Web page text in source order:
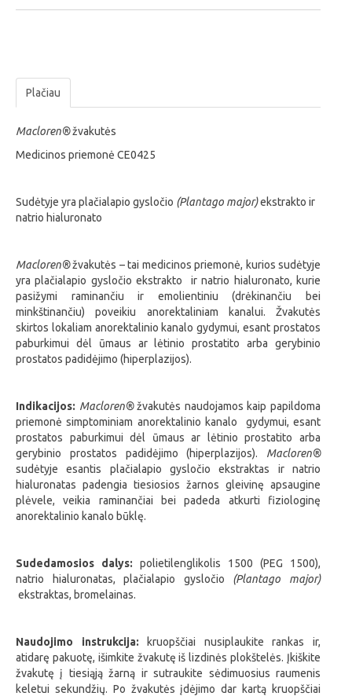
Plačiau
Macloren®žvakutės
Medicinos priemonė CE0425
Sudėtyje yra plačialapio gysločio (Plantago major)ekstrakto ir
natrio hialuronato
Macloren®žvakutės –tai medicinos priemonė, kurios sudėtyje
yra plačialapio gysločio ekstrakto ir natrio hialuronato, kurie
pasižymi raminančiu ir emolientiniu (drėkinančiu bei
minkštinančiu) poveikiu anorektaliniam kanalui. Žvakutės
skirtos lokaliam anorektalinio kanalo gydymui, esant prostatos
paburkimui dėl ūmaus ar lėtinio prostatito arba gerybinio
prostatos padidėjimo (hiperplazijos).
Indikacijos: Macloren®žvakutės naudojamos kaip papildoma
priemonė simptominiam anorektalinio kanalo gydymui, esant
prostatos paburkimui dėl ūmaus ar lėtinio prostatito arba
gerybinio prostatos padidėjimo (hiperplazijos). Macloren®
sudėtyje esantis plačialapio gysločio ekstraktas ir natrio
hialuronatas padengia tiesiosios žarnos gleivinę apsaugine
plėvele, veikia raminančiai bei padeda atkurti fiziologinę
anorektalinio kanalo būklę.
Sudedamosios dalys: polietilenglikolis 1500 (PEG 1500),
natrio hialuronatas, plačialapio gysločio (Plantago major)
ekstraktas, bromelainas.
Naudojimo instrukcija: kruopščiai nusiplaukite rankas ir,
atidarę pakuotę, išimkite žvakutę iš lizdinės plokštelės. Įkiškite
žvakutę į tiesiąją žarną ir sutraukite sėdimuosius raumenis
keletui sekundžių. Po žvakutės įdėjimo dar kartą kruopščiai